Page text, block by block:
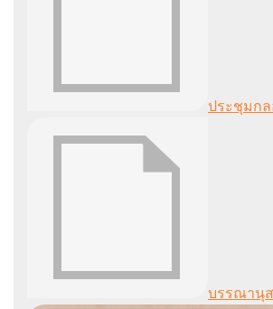
ประชุมก
บรรณานุ